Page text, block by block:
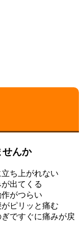
ち上がれない
出てくる
がつらい
ピリッと痛む
ですぐに痛みが戻